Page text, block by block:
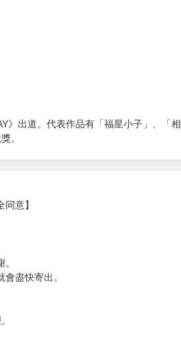
》出道。代表作品有「福星小子」、「相
。
意】
盡快寄出。